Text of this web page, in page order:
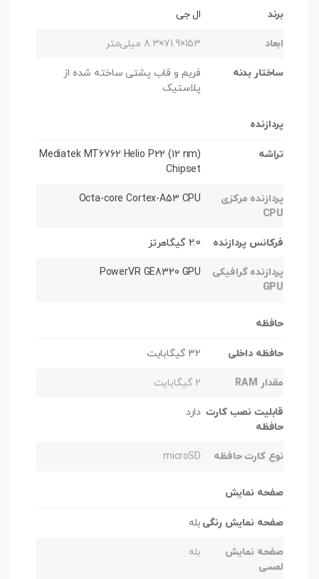
برند ال جی
ابعاد 153×71.9×8.3 میلی‌متر
ساختار بدنه
فریم و قاب پشتی ساخته شده از
پلاستیک
پردازنده
تراشه
Mediatek MT6762 Helio P22 (12 nm)
Chipset
پردازنده مرکزی
CPU
Octa-core Cortex-A53 CPU
فرکانس پردازنده 2.0 گیگاهرتز
پردازنده گرافیکی
GPU
PowerVR GE8320 GPU
حافظه
حافظه داخلی 32 گیگابایت
مقدار RAM 2 گیگابایت
قابلیت نصب کارت
حافظه
دارد
نوع کارت حافظه microSD
صفحه نمایش
صفحه نمایش رنگی بله
صفحه نمایش
لمسی
بله